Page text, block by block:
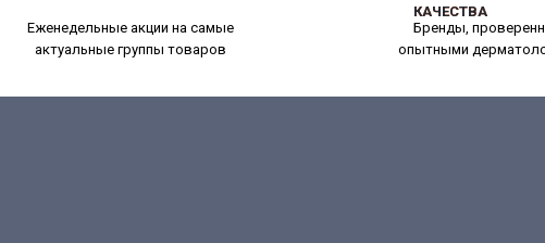
Еженедельные акции на самые
актуальные группы товаров
Бренды,
опытными
КАЧЕСТВА
КАЧЕСТВА